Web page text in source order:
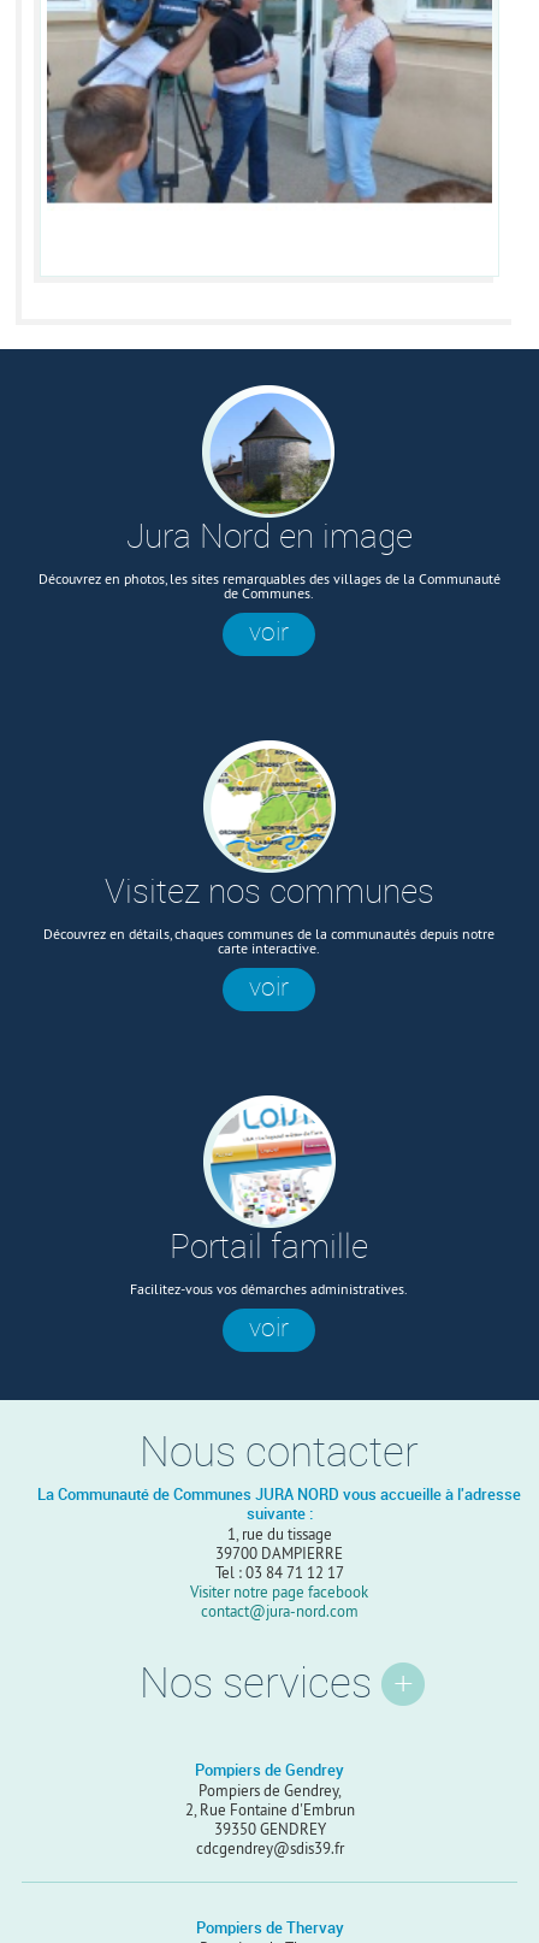
Jura Nord en image
Découvrez en photos, les sites remarquables des villages de la Communauté
de Communes.
voir
Visitez nos communes
Découvrez en détails, chaques communes de la communautés depuis notre
carte interactive.
voir
Portail famille
Facilitez-vous vos démarches administratives.
voir
Nous contacter
La Communauté de Communes JURA NORD vous accueille à l'adresse
suivante :
1, rue du tissage
39700 DAMPIERRE
Tel : 03 84 71 12 17
Visiter notre page facebook
contact@jura-nord.com
Nos services
Pompiers de Gendrey
Pompiers de Gendrey,
2, Rue Fontaine d'Embrun
39350 GENDREY
cdcgendrey@sdis39.fr
Pompiers de Thervay